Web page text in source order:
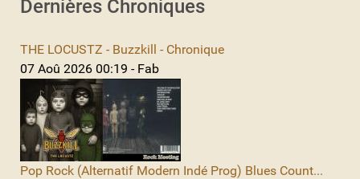
Dernières Chroniques
THE LOCUSTZ - Buzzkill - Chronique
07 Aoû 2026 00:19 - Fab
Pop Rock (Alternatif Modern Indé Prog) Blues Count...